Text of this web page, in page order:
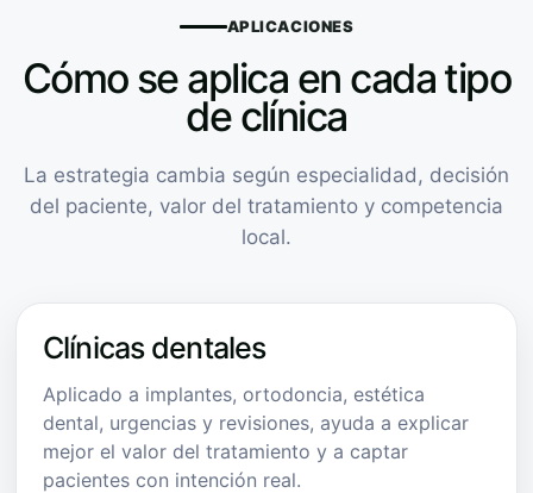
APLICACIONES
Cómo se aplica en cada tipo
de clínica
La estrategia cambia según especialidad, decisión
del paciente, valor del tratamiento y competencia
local.
Clínicas dentales
Aplicado a implantes, ortodoncia, estética
dental, urgencias y revisiones, ayuda a explicar
mejor el valor del tratamiento y a captar
pacientes con intención real.